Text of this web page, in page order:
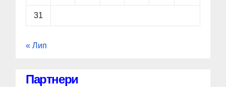
31
« Лип
Партнери